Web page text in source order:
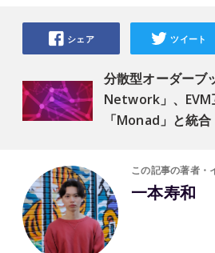
分散型オーダーブ
Network」、EVM
「Monad」と統合
シェア ツイート
この記事の著者・
一本寿和